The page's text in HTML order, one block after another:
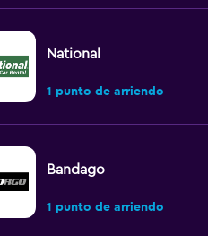
National
1 punto de arriendo
Bandago
1 punto de arriendo